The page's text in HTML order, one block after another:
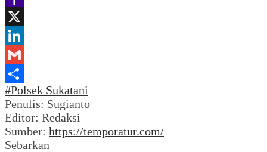
Yahoo
Mail
X
LinkedIn
Gmail
Share
#Polsek Sukatani
Penulis: Sugianto
Editor: Redaksi
Sumber: https://temporatur.com/
Sebarkan